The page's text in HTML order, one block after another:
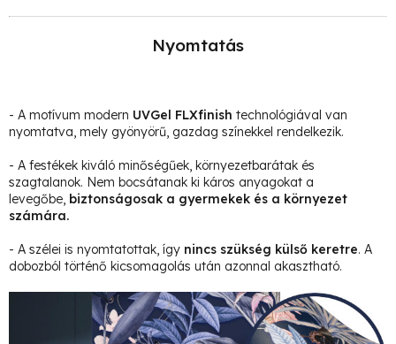
Nyomtatás
- A motívum modern UVGel FLXfinish technológiával van
nyomtatva, mely gyönyörű, gazdag színekkel rendelkezik.
- A festékek kiváló minőségűek, környezetbarátak és
szagtalanok. Nem bocsátanak ki káros anyagokat a
levegőbe, biztonságosak a gyermekek és a környezet
számára.
- A szélei is nyomtatottak, így nincs szükség külső keretre. A
dobozból történő kicsomagolás után azonnal akasztható.